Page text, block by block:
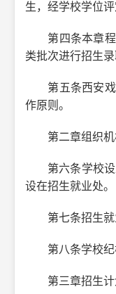
生，经学校学位
第四条本章程
类批次进行招生录
第五条西安戏剧
作原则。
第二章组织机
第六条学校设立
设在招生就业处。
第七条招生就
第八条学校纪
第三章招生计